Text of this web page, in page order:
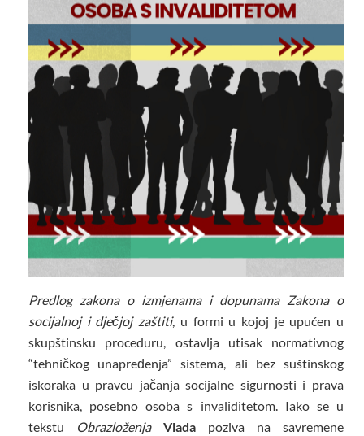
Predlog zakona o izmjenama i dopunama Zakona o
socijalnoj i dječjoj zaštiti, u formi u kojoj je upućen u
skupštinsku proceduru, ostavlja utisak normativnog
“tehničkog unapređenja” sistema, ali bez suštinskog
iskoraka u pravcu jačanja socijalne sigurnosti i prava
korisnika, posebno osoba s invaliditetom. Iako se u
tekstu
Obrazloženja Vlada poziva na savremene